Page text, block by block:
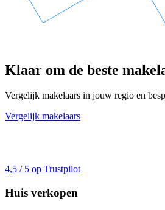
Klaar om de beste
Vergelijk makelaars in jouw regio en
Vergelijk makelaars
4,5 / 5 op Trustpilot
Huis verkopen